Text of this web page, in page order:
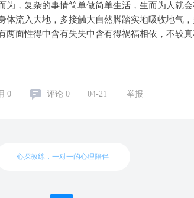
为，复杂的事情简单做简单生活，生而为人就
体流入大地，多接触大自然脚踏实地吸收地气
两面性得中含有失失中含有得祸福相依，不较
0 评论 0 04-21 举报
心探教练，一对一的心理陪伴